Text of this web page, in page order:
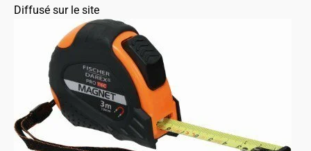
Diffusé sur le site